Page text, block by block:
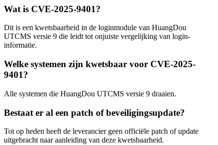
Wat is CVE-2025-9401?
Dit is een kwetsbaarheid in de loginmodule van HuangDou
UTCMS versie 9 die leidt tot onjuiste vergelijking van login-
informatie.
Welke systemen zijn kwetsbaar voor CVE-2025-
9401?
Alle systemen die HuangDou UTCMS versie 9 draaien.
Bestaat er al een patch of beveiligingsupdate?
Tot op heden heeft de leverancier geen officiële patch of update
uitgebracht naar aanleiding van deze kwetsbaarheid.